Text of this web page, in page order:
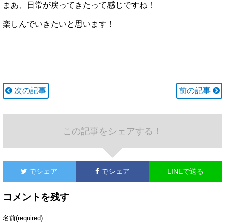
まあ、日常が戻ってきたって感じですね！
楽しんでいきたいと思います！
次の記事 前の記事
この記事をシェアする！
でシェア でシェア LINEで送る
コメントを残す
名前(required)